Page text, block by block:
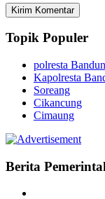
Topik Populer
polresta
Kapolresta
Soreang
Cikancung
Cimaung
Berita